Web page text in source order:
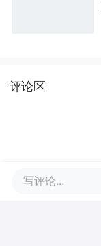
评论区
写评论...